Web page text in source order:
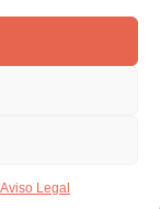
Aviso Legal
App: